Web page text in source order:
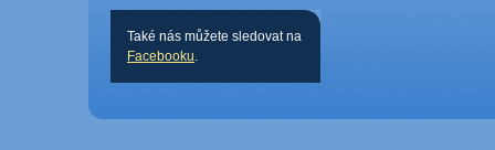
Také nás můžete sledovat na
Facebooku.